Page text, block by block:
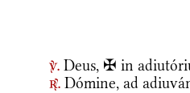
v. Deus, ✠ in
r. Dómine, ad